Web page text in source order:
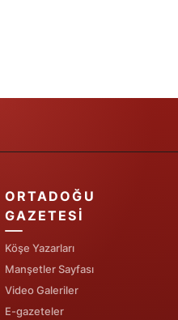
ORTADOĞU
GAZETESI
Köşe Yazarları
Manşetler Sayfası
Video Galeriler
E-gazeteler